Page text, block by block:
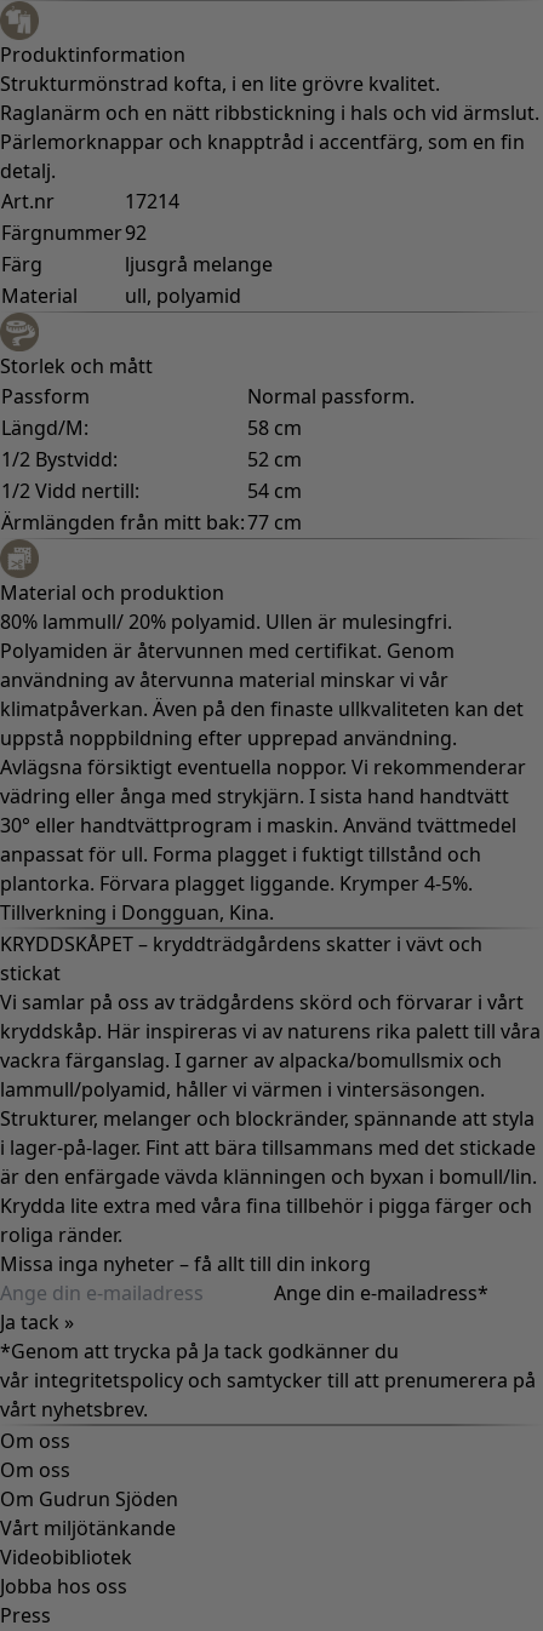
Produktinformation
Strukturmönstrad kofta, i en lite grövre kvalitet.
Raglanärm och en nätt ribbstickning i hals och vid ärmslut.
Pärlemorknappar och knapptråd i accentfärg, som en fin
detalj.
Art.nr
17214
Färgnummer92
Färg
ljusgrå melange
Material
ull, polyamid
Storlek och mått
Passform
Normal passform.
Längd/M:
58 cm
1/2 Bystvidd:
52 cm
1/2 Vidd nertill:
54 cm
Ärmlängden från mitt bak:77 cm
Material och produktion
80% lammull/ 20% polyamid. Ullen är mulesingfri.
Polyamiden är återvunnen med certifikat. Genom
användning av återvunna material minskar vi vår
klimatpåverkan. Även på den finaste ullkvaliteten kan det
uppstå noppbildning efter upprepad användning.
Avlägsna försiktigt eventuella noppor. Vi rekommenderar
vädring eller ånga med strykjärn. I sista hand handtvätt
30° eller handtvättprogram i maskin. Använd tvättmedel
anpassat för ull. Forma plagget i fuktigt tillstånd och
plantorka. Förvara plagget liggande. Krymper 4-5%.
Tillverkning i Dongguan, Kina.
KRYDDSKÅPET – kryddträdgårdens skatter i vävt och
stickat
Vi samlar på oss av trädgårdens skörd och förvarar i vårt
kryddskåp. Här inspireras vi av naturens rika palett till våra
vackra färganslag. I garner av alpacka/bomullsmix och
lammull/polyamid, håller vi värmen i vintersäsongen.
Strukturer, melanger och blockränder, spännande att styla
i lager-på-lager. Fint att bära tillsammans med det stickade
är den enfärgade vävda klänningen och byxan i bomull/lin.
Krydda lite extra med våra fina tillbehör i pigga färger och
roliga ränder.
Missa inga nyheter – få allt till din inkorg
Ange din e-mailadress*
Ja tack »
*Genom att trycka på Ja tack godkänner du
vår integritetspolicy och samtycker till att prenumerera på
vårt nyhetsbrev.
Om oss
Om oss
Om Gudrun Sjöden
Vårt miljötänkande
Videobibliotek
Jobba hos oss
Press